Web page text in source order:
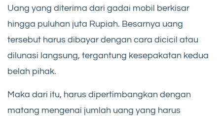
Uang yang diterima dari gadai mobil berkisar
hingga puluhan juta Rupiah. Besarnya uang
tersebut harus dibayar dengan cara dicicil atau
dilunasi langsung, tergantung kesepakatan kedua
belah pihak.
Maka dari itu, harus dipertimbangkan dengan
matang mengenai jumlah uang yang harus